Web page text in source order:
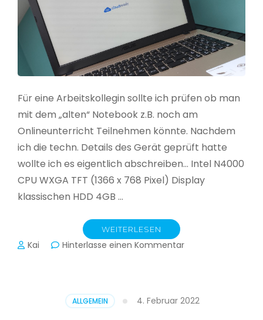
Für eine Arbeitskollegin sollte ich prüfen ob man
mit dem „alten“ Notebook z.B. noch am
Onlineunterricht Teilnehmen könnte. Nachdem
ich die techn. Details des Gerät geprüft hatte
wollte ich es eigentlich abschreiben… Intel N4000
CPU WXGA TFT (1366 x 768 Pixel) Display
klassischen HDD 4GB …
WEITERLESEN
Kai Hinterlasse einen Kommentarzu
ALLGEMEIN 4. Februar 2022